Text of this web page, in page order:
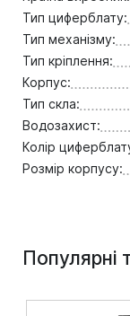
Тип циферблату:
Тип механізму:
Тип кріплення:
Корпус:
Тип скла:
Водозахист:
Колір
Розмір корпусу:
Популярні